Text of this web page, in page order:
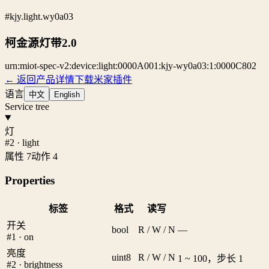
#kjy.light.wy0a03
柯金源灯带2.0
urn:miot-spec-v2:device:light:0000A001:kjy-wy0a03:1:0000C802
← 返回产品详情下载米家插件
语言 中文 English
Service tree
灯
#2 · light
属性 7动作 4
Properties
标签 格式
读写
开关
#1 · on
bool R / W / N —
亮度
#2 · brightness
uint8 R / W / N 1 ~ 100，步长 1